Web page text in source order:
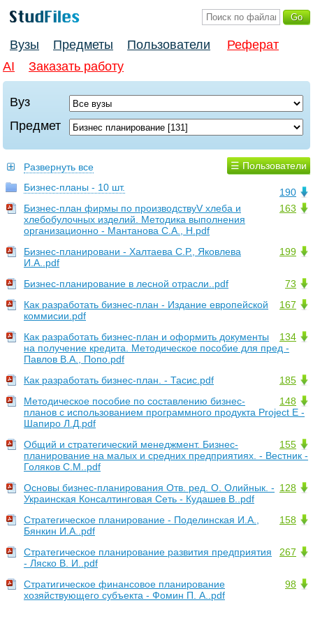
Вузы Предметы Пользователи
Реферат
AI
Заказать работу
Вуз
Предмет
☰ Пользователи
Развернуть все
190
Бизнес-планы - 10 шт.
163
Бизнес-план фирмы по производствуV хлеба и
хлебобулочных изделий. Методика выполнения
организационно - Мантанова С.А., Н.pdf
199
Бизнес-планировани - Халтаева С.Р., Яковлева
И.А..pdf
73
Бизнес-планирование в лесной отрасли..pdf
167
Как разработать бизнес-план - Издание европейской
коммисии.pdf
134
Как разработать бизнес-план и оформить документы
на получение кредита. Методическое пособие для пред -
Павлов В.А., Попо.pdf
185
Как разработать бизнес-план. - Тасис.pdf
148
Методическое пособие по составлению бизнес-
планов с использованием программного продукта Project E -
Шапиро Л.Д.pdf
155
Общий и стратегический менеджмент. Бизнес-
планирование на малых и средних предприятиях. - Вестник -
Голяков С.М..pdf
128
Основы бизнес-планирования Отв. ред. О. Олийнык. -
Украинская Консалтинговая Сеть - Кудашев В..pdf
158
Стратегическое планирование - Поделинская И.А.,
Бянкин И.А..pdf
267
Стратегическое планирование развития предприятия
- Ляско В. И..pdf
98
Стратигическое финансовое планирование
хозяйствующего субъекта - Фомин П. А..pdf